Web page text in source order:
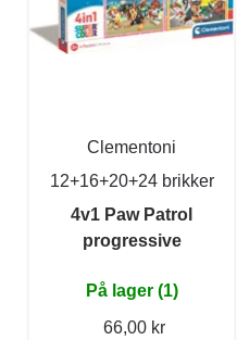
Clementoni
12+16+20+24 brikker
4v1 Paw Patrol
progressive
På lager (1)
66,00 kr